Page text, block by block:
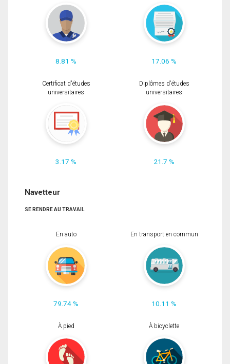
8.81 % 17.06 %
Certificat d'études
universitaires
3.17 %
Diplômes d'études
universitaires
21.7 %
Navetteur
SE RENDRE AU TRAVAIL
En auto
79.74 %
En transport en commun
10.11 %
À pied À bicyclette